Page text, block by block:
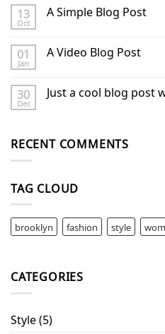
13
Oct
A Simple Blog Post
01
Jan
A Video Blog Post
30
Dec
Just a cool blog post
RECENT COMMENTS
TAG CLOUD
brooklyn fashion style
CATEGORIES
Style(5)